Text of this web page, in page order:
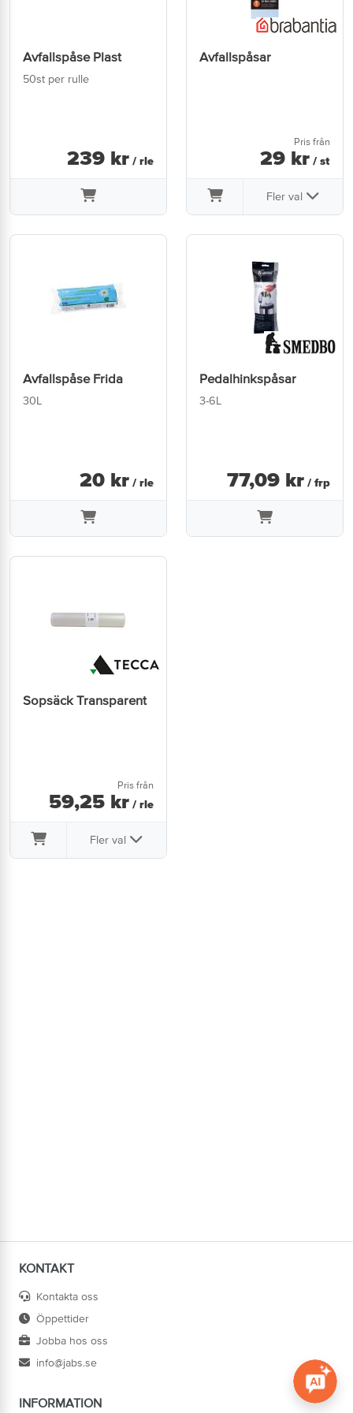
Avfallspåse Plast
50st per rulle
239 kr / rle
Avfallspåsar
Pris från
29 kr / st
Fler val
Avfallspåse Frida
30L
20 kr / rle
Pedalhinkspåsar
3-6L
77,09 kr / frp
Sopsäck Transparent
Pris från
59,25 kr / rle
Fler val
KONTAKT
Kontakta oss
Öppettider
Jobba hos oss
info@jabs.se
INFORMATION